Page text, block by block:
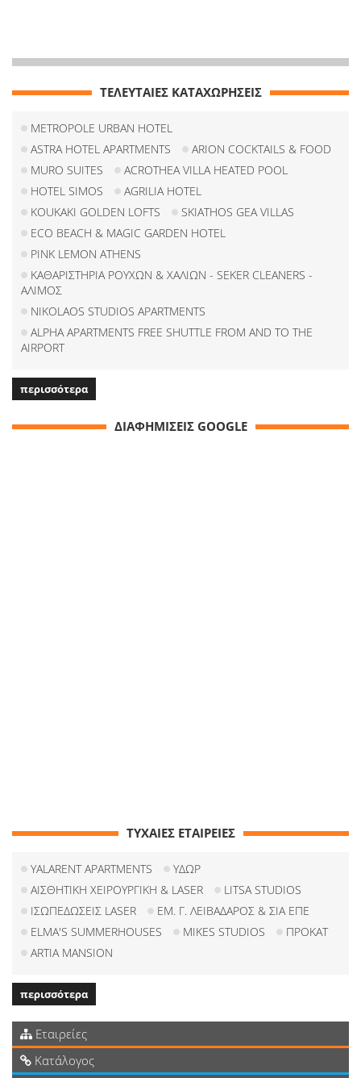
ΤΕΛΕΥΤΑΙΕΣ ΚΑΤΑΧΩΡΗΣΕΙΣ
METROPOLE URBAN HOTEL
ASTRA HOTEL APARTMENTS
ARION COCKTAILS & FOOD
MURO SUITES
ACROTHEA VILLA HEATED POOL
HOTEL SIMOS
AGRILIA HOTEL
KOUKAKI GOLDEN LOFTS
SKIATHOS GEA VILLAS
ECO BEACH & MAGIC GARDEN HOTEL
PINK LEMON ATHENS
ΚΑΘΑΡΙΣΤΗΡΙΑ ΡΟΥΧΩΝ & ΧΑΛΙΩΝ - SEKER CLEANERS -
ΑΛΙΜΟΣ
NIKOLAOS STUDIOS APARTMENTS
ALPHA APARTMENTS FREE SHUTTLE FROM AND TO THE
AIRPORT
περισσότερα
ΔΙΑΦΗΜΙΣΕΙΣ GOOGLE
ΤΥΧΑΙΕΣ ΕΤΑΙΡΕΙΕΣ
YALARENT APARTMENTS
ΥΔΩΡ
ΑΙΣΘΗΤΙΚΗ ΧΕΙΡΟΥΡΓΙΚΗ & LASER
LITSA STUDIOS
ΙΣΩΠΕΔΩΣΕΙΣ LASER
ΕΜ. Γ. ΛΕΙΒΑΔΑΡΟΣ & ΣΙΑ ΕΠΕ
ELMA'S SUMMERHOUSES
MIKES STUDIOS
ΠΡΟΚΑΤ
ARTIA MANSION
περισσότερα
Εταιρείες
Κατάλογος